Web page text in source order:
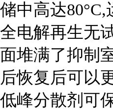
储中高达80°C,
全电解再生无
面堆满了抑制
后恢复后可以
低峰分散剂可